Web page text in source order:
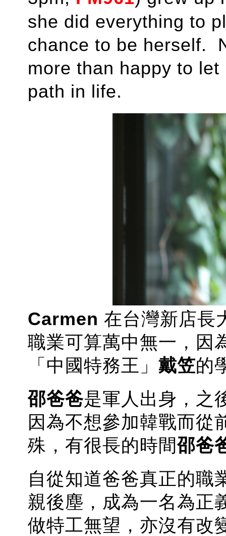
she did everything to
chance to be herself.
more than happy to
path in life.
Carmen 在台灣新店長
職業可算萬中無一，因
「中國特務王」 戴笠的
邵爸爸是軍人出身，之
因為不想參加韓戰而從
殊，有很長的時間邵爸
自從知道爸爸真正的職
親後塵，成為一名為正
做特工無望，亦沒有改